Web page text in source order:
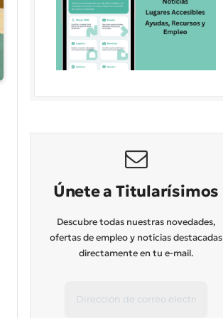
Únete a Titularísimos
Descubre todas nuestras novedades,
ofertas de empleo y noticias destacadas
directamente en tu e-mail.